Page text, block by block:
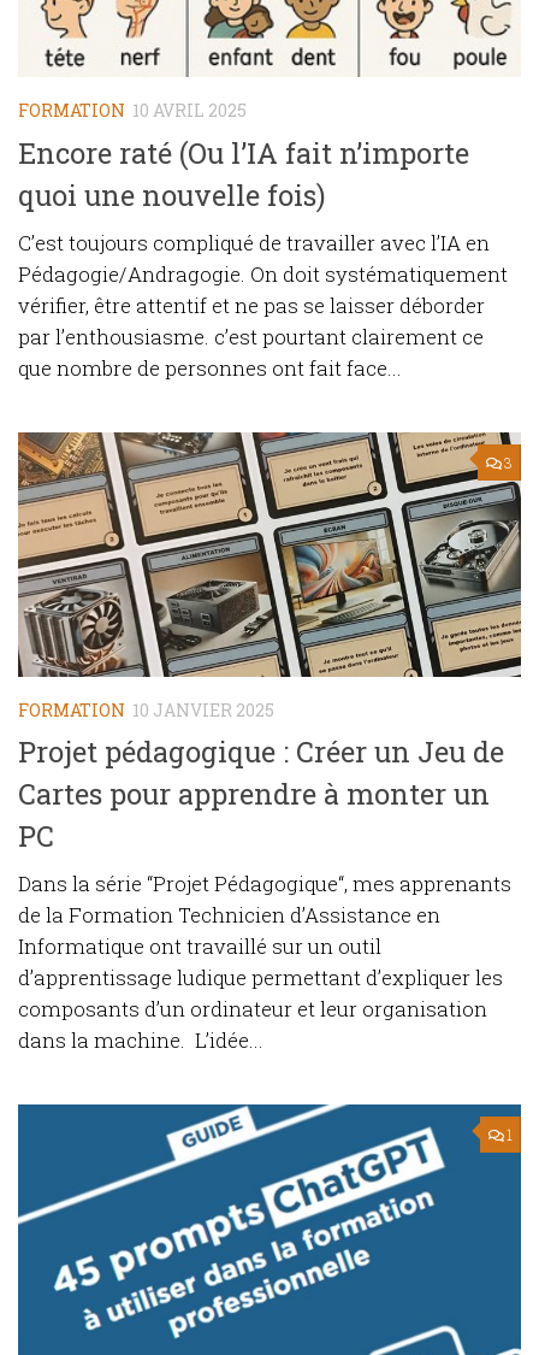
FORMATION 10 AVRIL 2025
Encore raté (Ou l’IA fait n’importe
quoi une nouvelle fois)
C’est toujours compliqué de travailler avec l’IA en
Pédagogie/Andragogie. On doit systématiquement
vérifier, être attentif et ne pas se laisser déborder
par l’enthousiasme. c’est pourtant clairement ce
que nombre de personnes ont fait face...
3
FORMATION 10 JANVIER 2025
Projet pédagogique : Créer un Jeu de
Cartes pour apprendre à monter un
PC
Dans la série “Projet Pédagogique“, mes apprenants
de la Formation Technicien d’Assistance en
Informatique ont travaillé sur un outil
d’apprentissage ludique permettant d’expliquer les
composants d’un ordinateur et leur organisation
dans la machine. L’idée...
1